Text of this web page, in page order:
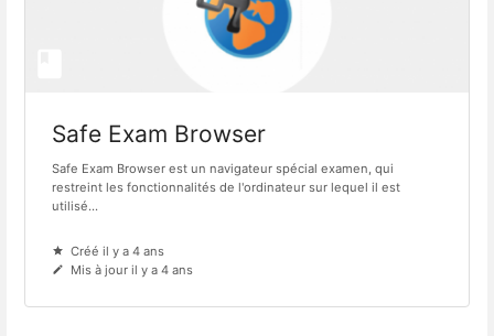
Safe Exam Browser
Safe Exam Browser est un navigateur spécial examen, qui
restreint les fonctionnalités de l'ordinateur sur lequel il est
utilisé...
Créé il y a 4 ans
Mis à jour il y a 4 ans